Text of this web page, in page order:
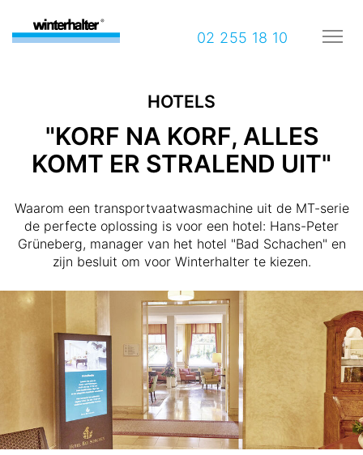
02 255 18 10
HOTELS
"KORF NA KORF, ALLES
KOMT ER STRALEND UIT"
Waarom een transportvaatwasmachine uit de MT-serie
de perfecte oplossing is voor een hotel: Hans-Peter
Grüneberg, manager van het hotel "Bad Schachen" en
zijn besluit om voor Winterhalter te kiezen.